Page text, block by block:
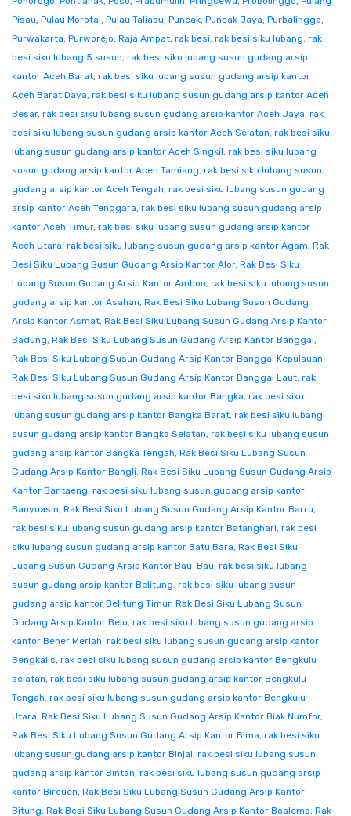
Pisau, Pulau Morotai, Pulau Taliabu, Puncak, Puncak Jaya, Purbalingga,
Purwakarta, Purworejo, Raja Ampat, rak besi, rak besi siku lubang, rak
besi siku lubang 5 susun, rak besi siku lubang susun gudang arsip
kantor Aceh Barat, rak besi siku lubang susun gudang arsip kantor
Aceh Barat Daya, rak besi siku lubang susun gudang arsip kantor Aceh
Besar, rak besi siku lubang susun gudang arsip kantor Aceh Jaya, rak
besi siku lubang susun gudang arsip kantor Aceh Selatan, rak besi siku
lubang susun gudang arsip kantor Aceh Singkil, rak besi siku lubang
susun gudang arsip kantor Aceh Tamiang, rak besi siku lubang susun
gudang arsip kantor Aceh Tengah, rak besi siku lubang susun gudang
arsip kantor Aceh Tenggara, rak besi siku lubang susun gudang arsip
kantor Aceh Timur, rak besi siku lubang susun gudang arsip kantor
Aceh Utara, rak besi siku lubang susun gudang arsip kantor Agam, Rak
Besi Siku Lubang Susun Gudang Arsip Kantor Alor, Rak Besi Siku
Lubang Susun Gudang Arsip Kantor Ambon, rak besi siku lubang susun
gudang arsip kantor Asahan, Rak Besi Siku Lubang Susun Gudang
Arsip Kantor Asmat, Rak Besi Siku Lubang Susun Gudang Arsip Kantor
Badung, Rak Besi Siku Lubang Susun Gudang Arsip Kantor Banggai,
Rak Besi Siku Lubang Susun Gudang Arsip Kantor Banggai Kepulauan,
Rak Besi Siku Lubang Susun Gudang Arsip Kantor Banggai Laut, rak
besi siku lubang susun gudang arsip kantor Bangka, rak besi siku
lubang susun gudang arsip kantor Bangka Barat, rak besi siku lubang
susun gudang arsip kantor Bangka Selatan, rak besi siku lubang susun
gudang arsip kantor Bangka Tengah, Rak Besi Siku Lubang Susun
Gudang Arsip Kantor Bangli, Rak Besi Siku Lubang Susun Gudang Arsip
Kantor Bantaeng, rak besi siku lubang susun gudang arsip kantor
Banyuasin, Rak Besi Siku Lubang Susun Gudang Arsip Kantor Barru,
rak besi siku lubang susun gudang arsip kantor Batanghari, rak besi
siku lubang susun gudang arsip kantor Batu Bara, Rak Besi Siku
Lubang Susun Gudang Arsip Kantor Bau-Bau, rak besi siku lubang
susun gudang arsip kantor Belitung, rak besi siku lubang susun
gudang arsip kantor Belitung Timur, Rak Besi Siku Lubang Susun
Gudang Arsip Kantor Belu, rak besi siku lubang susun gudang arsip
kantor Bener Meriah, rak besi siku lubang susun gudang arsip kantor
Bengkalis, rak besi siku lubang susun gudang arsip kantor Bengkulu
selatan, rak besi siku lubang susun gudang arsip kantor Bengkulu
Tengah, rak besi siku lubang susun gudang arsip kantor Bengkulu
Utara, Rak Besi Siku Lubang Susun Gudang Arsip Kantor Biak Numfor,
Rak Besi Siku Lubang Susun Gudang Arsip Kantor Bima, rak besi siku
lubang susun gudang arsip kantor Binjai, rak besi siku lubang susun
gudang arsip kantor Bintan, rak besi siku lubang susun gudang arsip
kantor Bireuen, Rak Besi Siku Lubang Susun Gudang Arsip Kantor
Bitung, Rak Besi Siku Lubang Susun Gudang Arsip Kantor Boalemo, Rak